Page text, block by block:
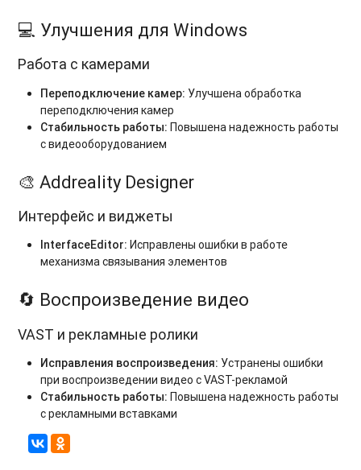
💻 Улучшения для Windows
Работа с камерами
Переподключение камер: Улучшена обработка
переподключения камер
Стабильность работы: Повышена надежность работы
с видеооборудованием
🎨 Addreality Designer
Интерфейс и виджеты
InterfaceEditor: Исправлены ошибки в работе
механизма связывания элементов
🔄 Воспроизведение видео
VAST и рекламные ролики
Исправления воспроизведения: Устранены ошибки
при воспроизведении видео с VAST-рекламой
Стабильность работы: Повышена надежность работы
с рекламными вставками